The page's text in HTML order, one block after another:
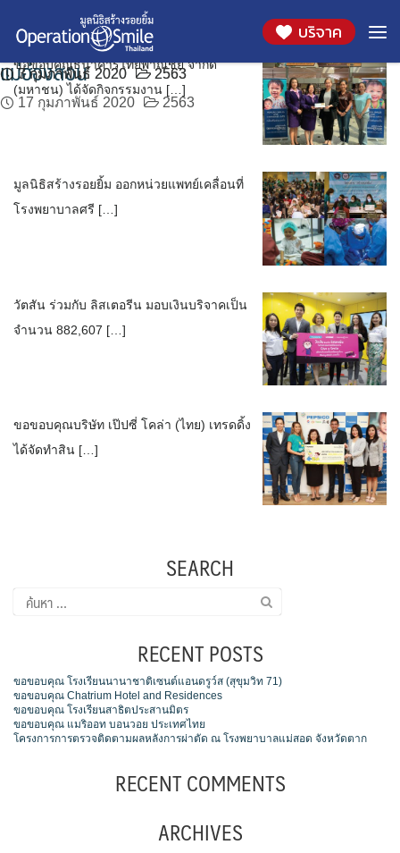
content
บริจาค
เดือน: กุมภาพันธ์ 2020
ขอขอบคุณธนาคารไทยพาณิชย์ จำกัด (มหาชน)
28 กุมภาพันธ์ 2020
ขอขอบคุณธนาคารไทยพาณิชย์ จำกัด
(มหาชน) ได้จัดกิจกรรมงาน […]
ออกหน่วยแพทย์เคลื่อนที่ตั้งแต่วัน 17 -21 กุมภาพันธ์
พ.ศ. 2563 ณ โรงพยาบาลศรีสังวาลย์ จังหวัด
แม่ฮ่องสอน
17 กุมภาพันธ์ 2020 2563
มูลนิธิสร้างรอยยิ้ม ออกหน่วยแพทย์เคลื่อนที่
โรงพยาบาลศรี […]
มูลนิธิสร้างรอยยิ้ม ขอขอบคุณบริษัท เซ็นทรัล วัตสัน
จำกัด และ ลิสเตอรีน
7 กุมภาพันธ์ 2020 2563
วัตสัน ร่วมกับ ลิสเตอรีน มอบเงินบริจาคเป็น
จำนวน 882,607 […]
มูลนิธิสร้างรอยยิ้ม ขอขอบคุณ บริษัท เป๊ปซี่ โคล่า
(ไทย) เทรดดิ้ง
3 กุมภาพันธ์ 2020 2563
ขอขอบคุณบริษัท เป๊ปซี่ โคล่า (ไทย) เทรดดิ้ง
ได้จัดทำสิน […]
SEARCH
ค้นหา
สำหรับ:
RECENT POSTS
ขอขอบคุณ โรงเรียนนานาชาติเซนต์แอนดรูว์ส (สุขุมวิท 71)
ขอขอบคุณ Chatrium Hotel and Residences
ขอขอบคุณ โรงเรียนสาธิตประสานมิตร
ขอขอบคุณ แมริออท บอนวอย ประเทศไทย
โครงการการตรวจติดตามผลหลังการผ่าตัด ณ โรงพยาบาลแม่สอด จังหวัดตาก
RECENT COMMENTS
ARCHIVES